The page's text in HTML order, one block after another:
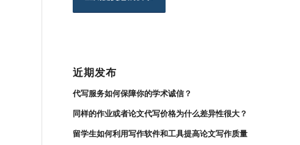
近期发布
代写服务如何保障你的学术诚信？
同样的作业或者论文代写价格为什么差异性很大？
留学生如何利用写作软件和工具提高论文写作质量